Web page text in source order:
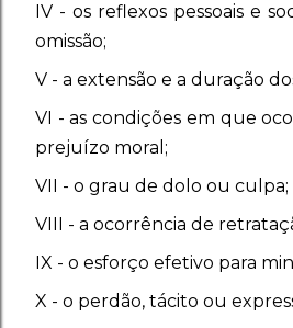
IV - os reflexos pessoais e
omissão;
V - a extensão e a duração
VI - as condições em que
prejuízo moral;
VII - o grau de dolo ou culpa;
VIII - a ocorrência de
IX - o esforço efetivo para
X - o perdão, tácito ou